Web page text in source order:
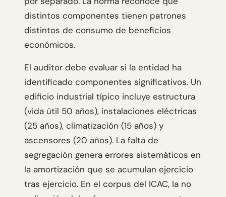
distintos componentes tienen patrones
distintos de consumo de beneficios
económicos.
El auditor debe evaluar si la entidad ha
identificado componentes significativos. Un
edificio industrial típico incluye estructura
(vida útil 50 años), instalaciones eléctricas
(25 años), climatización (15 años) y
ascensores (20 años). La falta de
segregación genera errores sistemáticos en
la amortización que se acumulan ejercicio
tras ejercicio. En el corpus del ICAC, la no